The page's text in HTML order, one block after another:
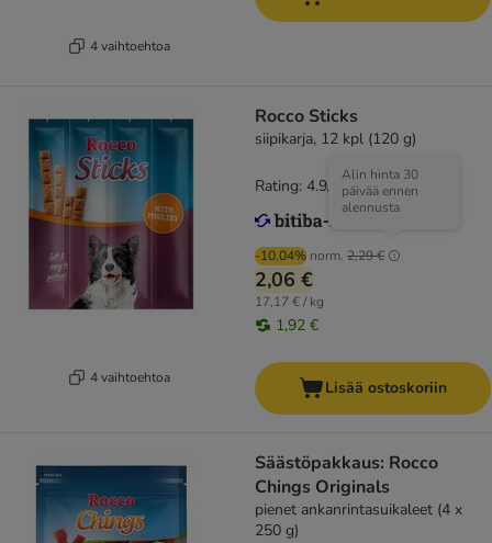
4 vaihtoehtoa
4 vaihtoehtoa
Rocco Sticks
siipikarja, 12 kpl (120 g)
-10.04% norm. 2,29 €
Alin hinta 30
päivää ennen
alennusta
2,06 €
17,17 € / kg
1,92 €
Rating: 4.9/5
Lisää ostoskoriin
Säästöpakkaus: Rocco
Chings Originals
pienet ankanrintasuikaleet (4 x
250 g)